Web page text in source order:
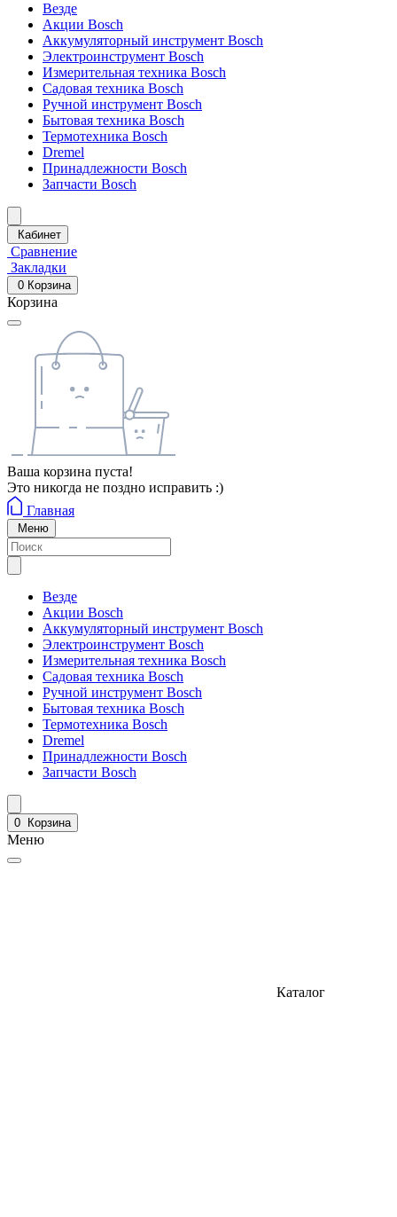
Везде
Акции Bosch
Аккумуляторный инструмент Bosch
Электроинструмент Bosch
Измерительная техника Bosch
Садовая техника Bosch
Ручной инструмент Bosch
Бытовая техника Bosch
Термотехника Bosch
Dremel
Принадлежности Bosch
Запчасти Bosch
Кабинет
Сравнение
Закладки
0 Корзина
Корзина
Ваша корзина пуста!
Это никогда не поздно исправить :)
Главная
Меню
Везде
Акции Bosch
Аккумуляторный инструмент Bosch
Электроинструмент Bosch
Измерительная техника Bosch
Садовая техника Bosch
Ручной инструмент Bosch
Бытовая техника Bosch
Термотехника Bosch
Dremel
Принадлежности Bosch
Запчасти Bosch
0 Корзина
Меню
Каталог